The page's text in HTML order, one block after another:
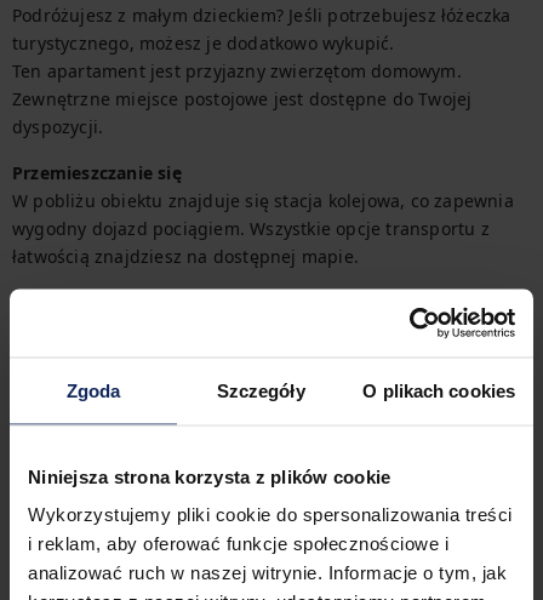
Zgoda Szczegóły O plikach cookies
Niniejsza strona korzysta z plików cookie
Wykorzystujemy pliki cookie do spersonalizowania treści
i reklam, aby oferować funkcje społecznościowe i
analizować ruch w naszej witrynie. Informacje o tym, jak
Podróżujesz z małym dzieckiem? Jeśli potrzebujesz łóżeczka
turystycznego, możesz je dodatkowo wykupić.
Ten apartament jest przyjazny zwierzętom domowym.
Zewnętrzne miejsce postojowe jest dostępne do Twojej
dyspozycji.
Przemieszczanie się
W pobliżu obiektu znajduje się stacja kolejowa, co zapewnia
wygodny dojazd pociągiem. Wszystkie opcje transportu z
łatwością znajdziesz na dostępnej mapie.
Cechy obiektu
2 łóżka 1 łazienka